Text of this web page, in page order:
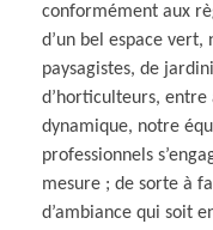
conformément aux
d’un bel espace
paysagistes, de
d’horticulteurs, entre
dynamique, notre
professionnels
mesure ; de sorte à
d’ambiance qui soit